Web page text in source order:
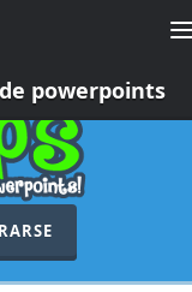
powerpoints